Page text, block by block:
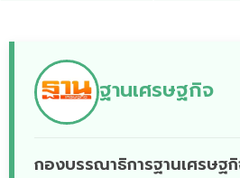
ฐานเศรษฐกิจ
กองบรรณาธิการฐานเศรษฐ